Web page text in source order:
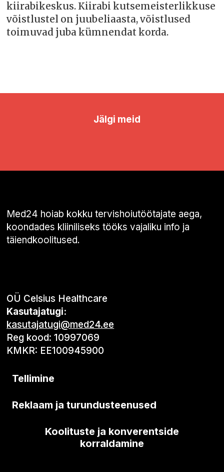
kiirabikeskus. Kiirabi kutsemeisterlikkuse
võistlustel on juubeliaasta, võistlused
toimuvad juba kümnendat korda.
Jälgi meid
Med24 hoiab kokku tervishoiutöötajate aega,
koondades kliiniliseks tööks vajaliku info ja
täiendkoolitused.
OÜ Celsius Healthcare
Kasutajatugi:
kasutajatugi@med24.ee
Reg kood: 10997069
KMKR: EE100945900
Tellimine
Reklaam ja turundusteenused
Koolituste ja konverentside
korraldamine